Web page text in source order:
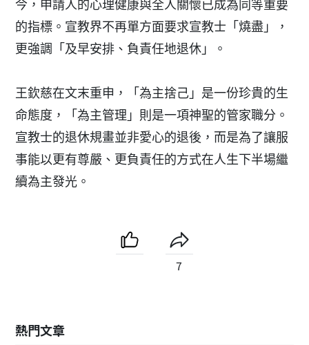
今，申請人的心理健康與全人關懷已成為同等重要
的指標。宣教界不再單方面要求宣教士「燒盡」，
更強調「及早安排、負責任地退休」。
王欽慈在文末重申，「為主捨己」是一份珍貴的生
命態度，「為主管理」則是一項神聖的管家職分。
宣教士的退休規畫並非愛心的退後，而是為了讓服
事能以更有尊嚴、更負責任的方式在人生下半場繼
續為主發光。
7
熱門文章